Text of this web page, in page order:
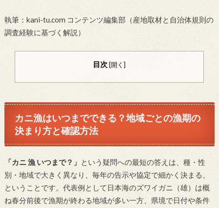
執筆：kani-tu.com コンテンツ編集部（産地取材と自治体規則の
調査経験に基づく解説）
目次 [開く]
カニ漁はいつまでできる？地域ごとの漁期の
決まり方と確認方法
「カニ 漁 いつまで？」 という疑問への最短の答えは、種・性
別・地域で大きく異なり、毎年の告示や協定で細かく決まる、
ということです。代表例として日本海のズワイガニ（雄）は概
ね春分前後で漁期が終わる地域が多い一方、県境で日付や条件